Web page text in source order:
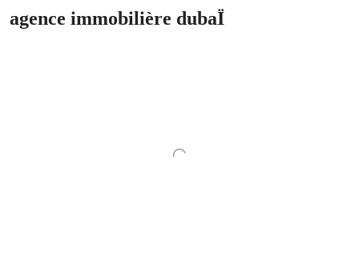
agence immobilière dubaÏ